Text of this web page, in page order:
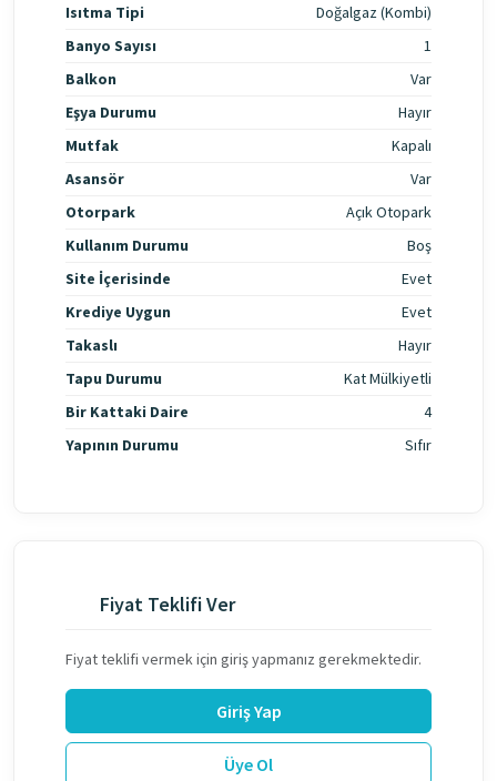
Isıtma Tipi
Doğalgaz (Kombi)
Banyo Sayısı
1
Balkon
Var
Eşya Durumu
Hayır
Mutfak
Kapalı
Asansör
Var
Otorpark
Açık Otopark
Kullanım Durumu
Boş
Site İçerisinde
Evet
Krediye Uygun
Evet
Takaslı
Hayır
Tapu Durumu
Kat Mülkiyetli
Bir Kattaki Daire
4
Yapının Durumu
Sıfır
Fiyat Teklifi Ver
Fiyat teklifi vermek için giriş yapmanız gerekmektedir.
Giriş Yap
Üye Ol